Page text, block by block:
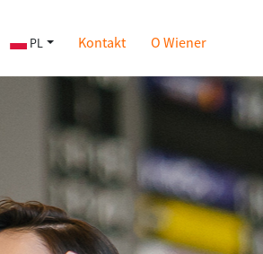
PL Kontakt O Wiener